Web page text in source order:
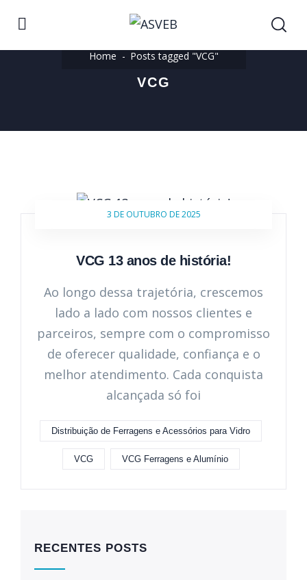
Home Posts tagged "VCG"
VCG
3 DE OUTUBRO DE 2025
VCG 13 anos de história!
Ao longo dessa trajetória, crescemos
lado a lado com nossos clientes e
parceiros, sempre com o compromisso
de oferecer qualidade, confiança e o
melhor atendimento. Cada conquista
alcançada só foi
Distribuição de Ferragens e Acessórios para Vidro
VCG VCG Ferragens e Alumínio
RECENTES POSTS